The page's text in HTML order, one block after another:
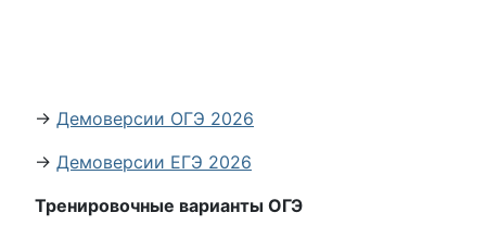
→ Демоверсии ОГЭ 2026
→ Демоверсии ЕГЭ 2026
Тренировочные варианты ОГЭ